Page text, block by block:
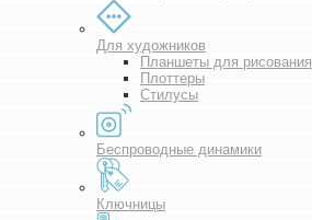
Для художников
Планшеты для рисования
Плоттеры
Стилусы
Беспроводные динамики
Ключницы